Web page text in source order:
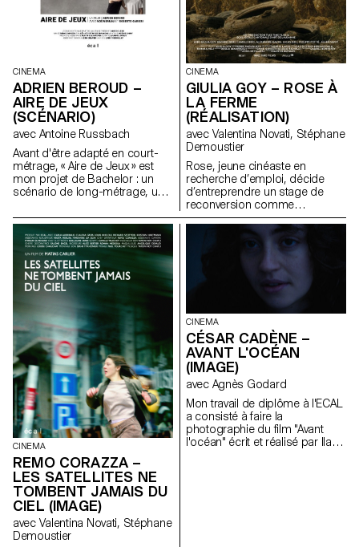
CINEMA
ADRIEN BEROUD –
AIRE DE JEUX
(SCÉNARIO)
avec Antoine Russbach
Avant d'être adapté en court-
métrage, « Aire de Jeux » est
mon projet de Bachelor : un
scénario de long-métrage, une
monde du théâtre
contemporain.
CINEMA
GIULIA GOY – ROSE À
LA FERME
(RÉALISATION)
avec Valentina Novati, Stéphane
Demoustier
Rose, jeune cinéaste en
recherche d’emploi, décide
d’entreprendre un stage de
reconversion comme
agricultrice. Un récit initiatique
qui questionne notre relation à
la terre, à l’art, au rôle du
cinéaste en tant qu’observateur
de notre monde.
CINEMA
REMO CORAZZA –
LES SATELLITES NE
TOMBENT JAMAIS DU
CIEL (IMAGE)
avec Valentina Novati, Stéphane
Demoustier
CINEMA
CÉSAR CADÈNE –
AVANT L'OCÉAN
(IMAGE)
avec Agnès Godard
Mon travail de diplôme à l'ECAL
a consisté à faire la
photographie du film "Avant
l'océan" écrit et réalisé par Ilan